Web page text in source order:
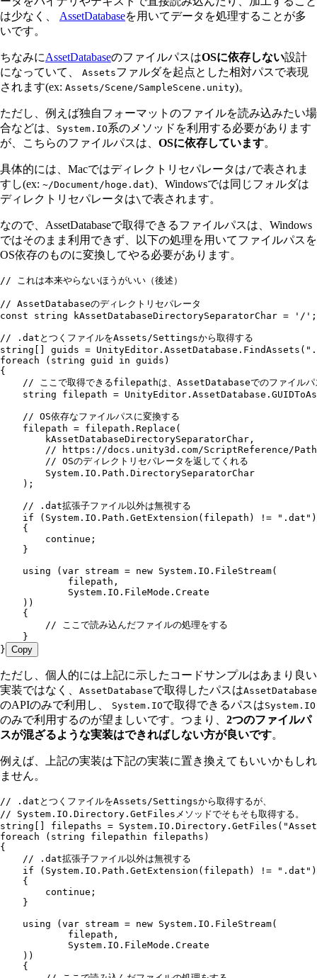
は少なく、 AssetDatabaseを用いてデータを処理することが多
いです。
ちなみにAssetDatabaseのファイルパスはOSに依存しない設計
になっていて、 Assetsファルダを起点とした相対パスで表現
されます(ex: Assets/Scene/SampleScene.unity)。
ただし、例えば独自フォーマットのファイルを読み込みたい場
合などは、
System.IO系のメソッドを利用する必要があります
が、こちらのファイルパスは、 OSに依存しています。
具体的には、Macではディレクトリセパレータは /で表されま
すし(ex: ~/Document/hoge.dat)、Windowsでは同じフォルダは
ディレクトリセパレータは\ で表されます。
なので、AssetDatabaseで取得できるファイルパスは、Windows
ではそのまま利用できず、以下の処理を用いてファイルパスを
OS依存のものに変換してやる必要があります。
// これは本来やらないほうがいい（後述）
// AssetDatabaseのディレクトリセパレータ
const string kAssetDatabaseDirectorySeparatorChar = '/' ;
// .datとつくファイルをAssets/Settingsから取得する
string [] guids = UnityEditor . AssetDatabase . FindAssets ( "
foreach ( string guid in guids)
{
// ここで取得できるfilepathは、AssetDatabaseでのファイルパ
    string
filepath = UnityEditor . AssetDatabase .
    // OS依存なファイルパスに変換する
    filepath
= filepath . Replace (
        kAssetDatabaseDirectorySeparatorChar
,
// https://docs.unity3d.com/ScriptReference/
        // OSのディレクトリセパレータを返してくれる
        System
. IO . Path . DirectorySeparatorChar
    );
    // .dat拡張子ファイル以外は無視する
    if
( System . IO . Path . GetExtension (filepath) != " .dat " )
    {
        continue
;
    }
    using
(var stream = new System . IO . FileStream(
            filepath
,
            System
. IO . FileMode . Create
    ))
    {
        // ここで読み込んだファイルの処理をする
    }
} Copy
ただし、個人的には上記に示したコードサンプルはあまり良い
実装ではなく、 AssetDatabaseで取得したパスはAssetDatabase
のAPIのみで利用し、 System.IOで取得できるパスはSystem.IO
のみで利用するのが望ましいです。つまり、 2つのファイルパ
スが混ざるような実装はできればしない方が良いです。
例えば、上記の実装は下記の実装に置き換えてもいいかもしれ
ません。
// .datとつくファイルをAssets/Settingsから取得するが、
// System.IO.Directory.GetFilesメソッドでそもそも取得する。
string [] filepaths = System . IO . Directory . GetFiles ( "
foreach ( string filepathin filepaths)
{
    // .dat拡張子ファイル以外は無視する
    if
( System . IO . Path . GetExtension (filepath) != " .dat " )
    {
        continue
;
    }
    using
(var stream = new System . IO . FileStream(
            filepath
,
            System
. IO . FileMode . Create
    ))
    {